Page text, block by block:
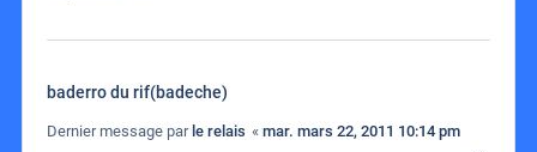
baderro du rif(badeche)
Dernier message parle relais « mar. mars 22, 2011 10:14 pm